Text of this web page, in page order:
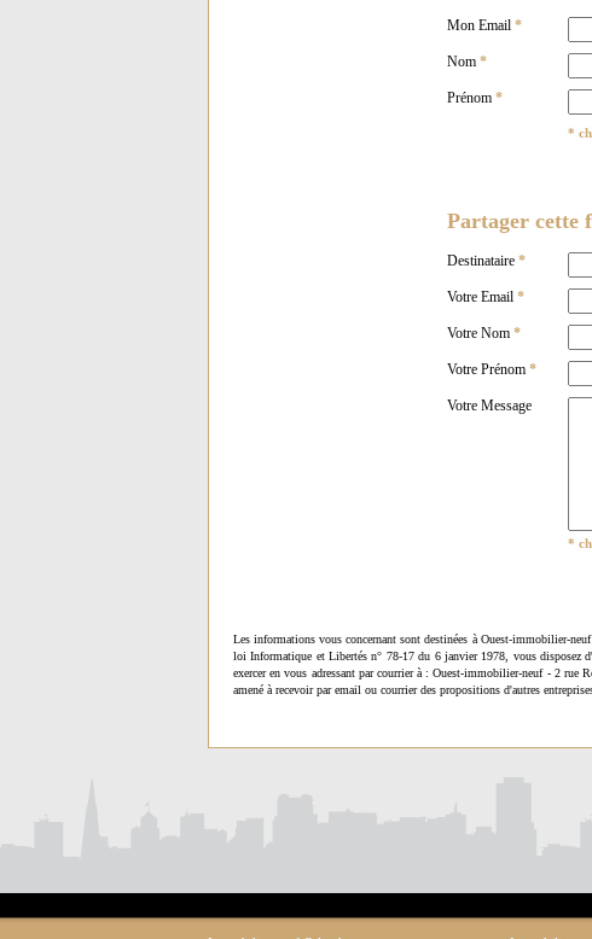
Mon Email *
Nom *
Prénom *
*
Partager cette
Destinataire *
Votre Email *
Votre Nom *
Votre Prénom *
Votre Message
*
Les informations vous concernant sont destinées à Ouest-immobilier-
loi Informatique et Libertés n° 78-17 du 6 janvier 1978, vous disposez
exercer en vous adressant par courrier à : Ouest-immobilier-neuf - 2 rue
amené à recevoir par email ou courrier des propositions d'autres